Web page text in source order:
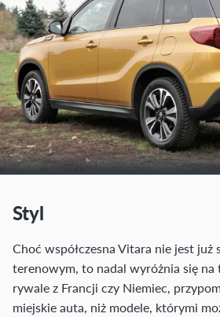
Styl
Choć współczesna Vitara nie jest
terenowym, to nadal wyróżnia się na
rywale z Francji czy Niemiec,
miejskie auta, niż modele, którymi